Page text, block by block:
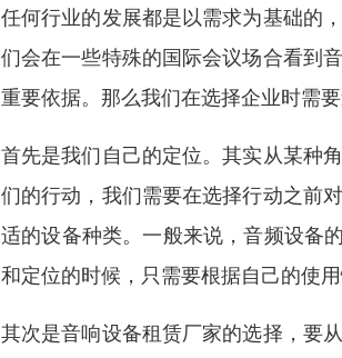
任何行业的发展都是以需求为基础的
们会在一些特殊的国际会议场合看到
重要依据。那么我们在选择企业时需
首先是我们自己的定位。其实从某种
们的行动，我们需要在选择行动之前
适的设备种类。一般来说，音频设备
和定位的时候，只需要根据自己的使
其次是音响设备租赁厂家的选择，要